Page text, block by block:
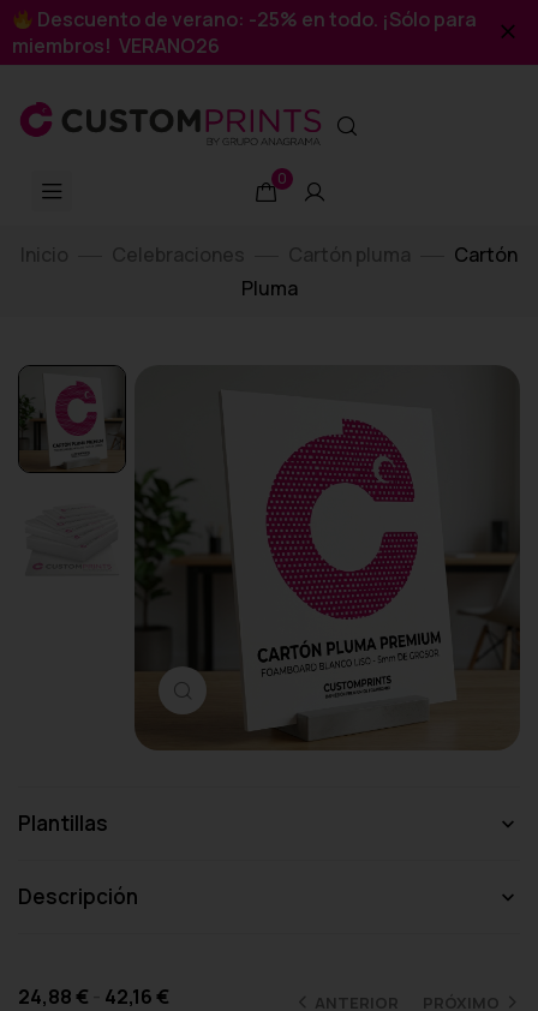
Descuento de verano: -25% en todo. ¡Sólo para
miembros! VERANO26
0
Inicio Celebraciones Cartón pluma
Cartón
Pluma
Haga clic para ampliar
Plantillas
Descripción
ANTERIOR PRÓXIMO
24,88€ 42,16€